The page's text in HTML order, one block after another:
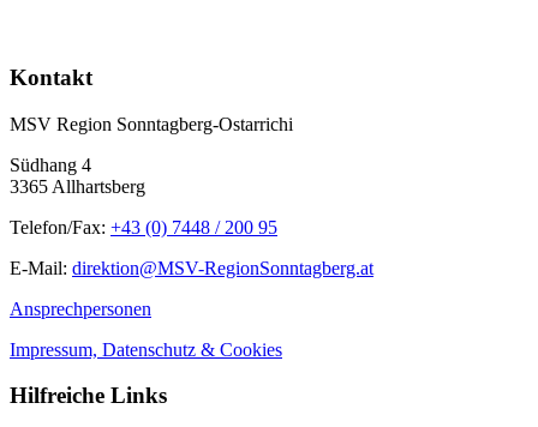
Kontakt
MSV Region Sonntagberg-Ostarrichi
Südhang 4
3365 Allhartsberg
Telefon/Fax: +43 (0) 7448 / 200 95
E-Mail: direktion@MSV-RegionSonntagberg.at
Ansprechpersonen
Impressum, Datenschutz & Cookies
Hilfreiche Links